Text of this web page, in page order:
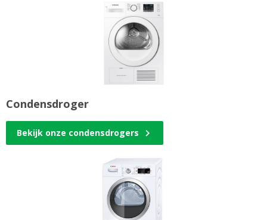
Condensdroger
Bekijk onze condensdrogers